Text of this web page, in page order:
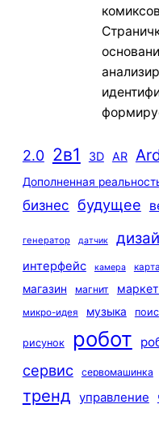
2.0 2в1 3D AR
Дополненная
бизнес будущее
генератор датчик
интерфейс камера карта
магазин магнит
микро-идея музыка
рисунок робот
сервис сервомашинка
тренд управление